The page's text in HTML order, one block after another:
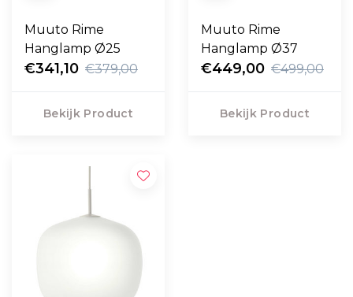
Muuto Rime
Hanglamp Ø25
€341,10 €379,00
Bekijk Product
Muuto Rime
Hanglamp Ø37
€449,00 €499,00
Bekijk Product